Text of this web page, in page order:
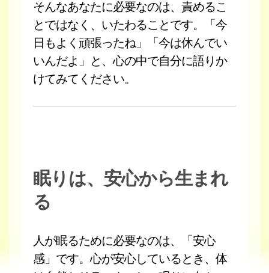
そんなあなたに必要なのは、責めるこ
とではなく、いたわることです。「今
日もよく頑張ったね」「今は休んでい
いんだよ」と、心の中で自分に語りか
けてみてください。
眠りは、安心から生まれ
る
人が眠るために必要なのは、「安心
感」です。心が安心しているとき、体